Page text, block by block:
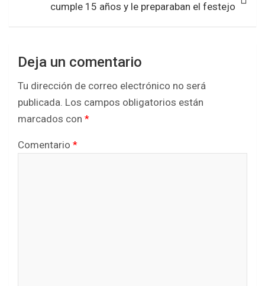
cumple 15 años y le preparaban el festejo
Deja un comentario
Tu dirección de correo electrónico no será
publicada. Los campos obligatorios están
marcados con *
Comentario *